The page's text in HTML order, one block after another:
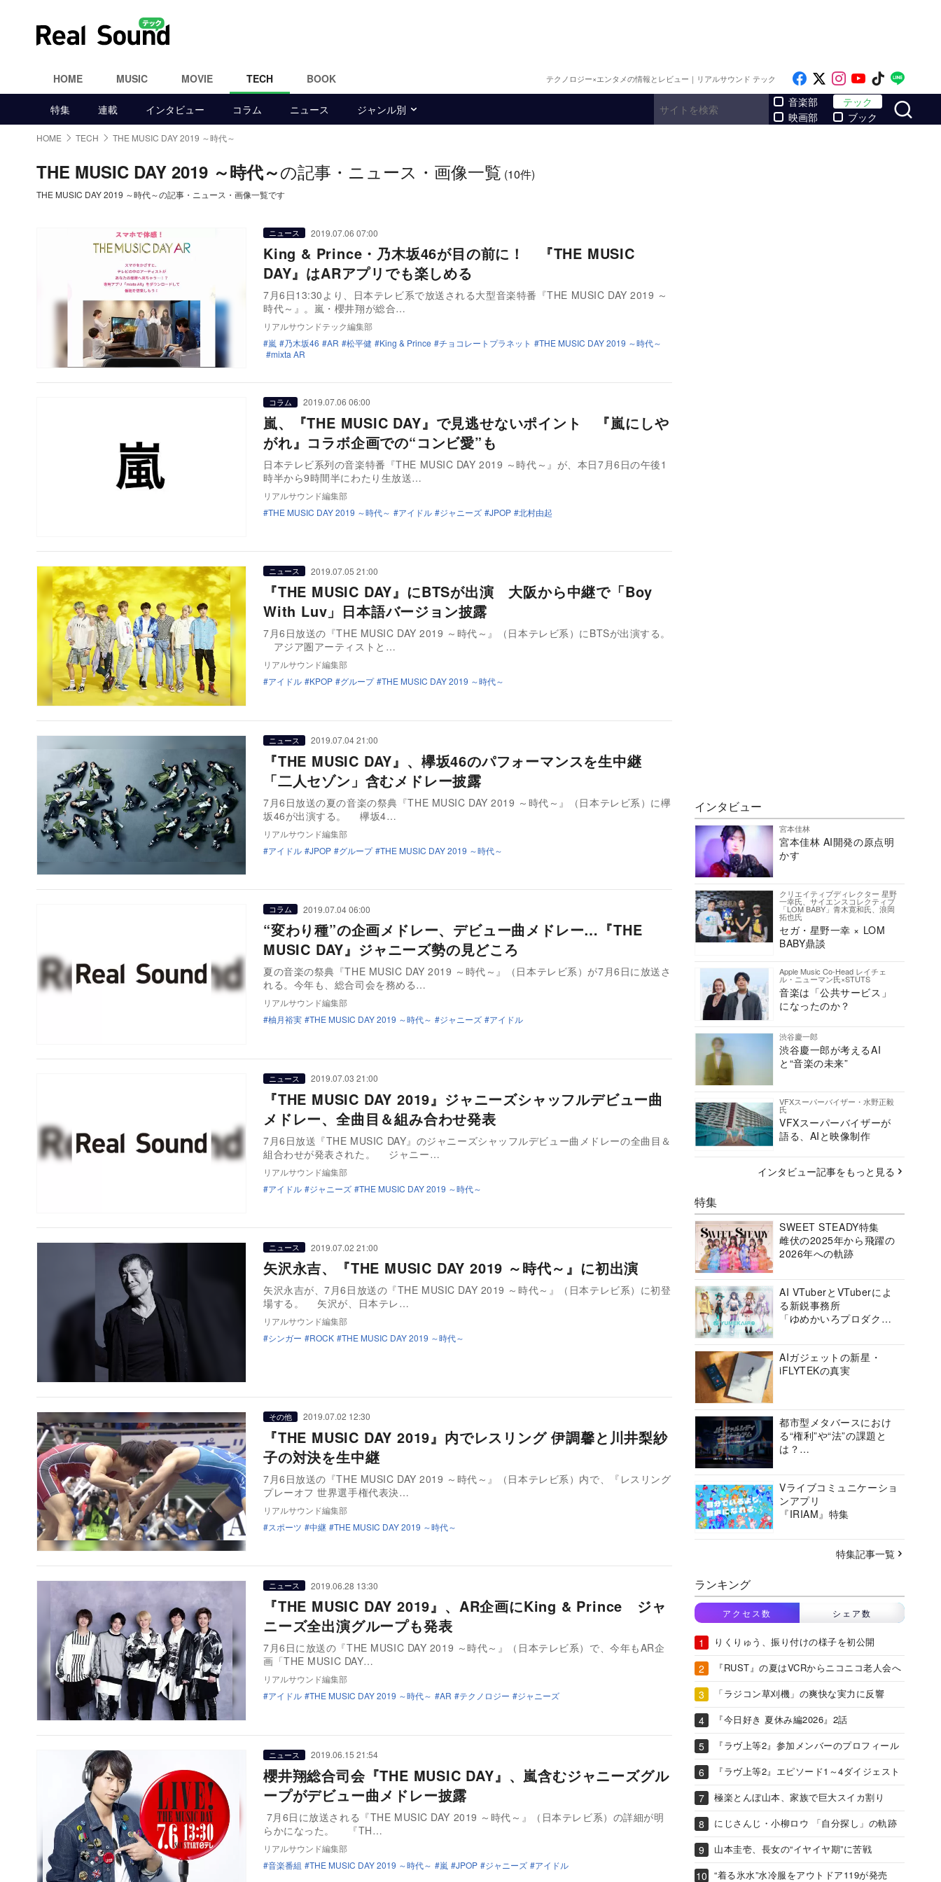
HOME MUSIC MOVIE TECH BOOK テクノロジー×エンタメの情報とレビュー｜リアルサウンド テック Like on Facebook
Follow on x
Follow on
Follow on
Follow
特集 連載 インタビュー コラム ニュース ジャンル別
音楽部
映画部
テック
ブック
HOME TECH THE MUSIC DAY 2019 ～時代～
THE MUSIC DAY 2019 ～時代～の記事・ニュース・画像一覧 (10件)
THE MUSIC DAY 2019 ～時代～の記事・ニュース・画像一覧です
ニュース 2019.07.06 07:00
King & Prince・乃木坂46が目の前に！ 『THE MUSIC
DAY』はARアプリでも楽しめる
7月6日13:30より、日本テレビ系で放送される大型音楽特番『THE MUSIC DAY 2019 ～
時代～』。嵐・櫻井翔が総合…
リアルサウンドテック編集部
嵐
乃木坂46 AR 松平健 King & Prince チョコレートプラネット
THE MUSIC DAY 2019 ～時代～
mixta AR
コラム 2019.07.06 06:00
嵐、『THE MUSIC DAY』で見逃せないポイント 『嵐にしや
がれ』コラボ企画での“コンビ愛”も
日本テレビ系列の音楽特番『THE MUSIC DAY 2019 ～時代～』が、本日7月6日の午後1
時半から9時間半にわたり生放送…
リアルサウンド編集部
THE MUSIC DAY 2019 ～時代～
アイドル ジャニーズ JPOP 北村由起
ニュース 2019.07.05 21:00
『THE MUSIC DAY』にBTSが出演 大阪から中継で「Boy
With Luv」日本語バージョン披露
7月6日放送の『THE MUSIC DAY 2019 ～時代～』（日本テレビ系）にBTSが出演する。
アジア圏アーティストと…
リアルサウンド編集部
アイドル
KPOP グループ THE MUSIC DAY 2019 ～時代～
ニュース 2019.07.04 21:00
『THE MUSIC DAY』、欅坂46のパフォーマンスを生中継
「二人セゾン」含むメドレー披露
7月6日放送の夏の音楽の祭典『THE MUSIC DAY 2019 ～時代～』（日本テレビ系）に欅
坂46が出演する。 欅坂4…
リアルサウンド編集部
アイドル
JPOP グループ THE MUSIC DAY 2019 ～時代～
コラム 2019.07.04 06:00
“変わり種”の企画メドレー、デビュー曲メドレー…『THE
MUSIC DAY』ジャニーズ勢の見どころ
夏の音楽の祭典『THE MUSIC DAY 2019 ～時代～』（日本テレビ系）が7月6日に放送さ
れる。今年も、総合司会を務める…
リアルサウンド編集部
柚月裕実
THE MUSIC DAY 2019 ～時代～ ジャニーズ アイドル
ニュース 2019.07.03 21:00
『THE MUSIC DAY 2019』ジャニーズシャッフルデビュー曲
メドレー、全曲目＆組み合わせ発表
7月6日放送『THE MUSIC DAY』のジャニーズシャッフルデビュー曲メドレーの全曲目＆
組合わせが発表された。 ジャニー…
リアルサウンド編集部
アイドル
ジャニーズ THE MUSIC DAY 2019 ～時代～
ニュース 2019.07.02 21:00
矢沢永吉、『THE MUSIC DAY 2019 ～時代～』に初出演
矢沢永吉が、7月6日放送の『THE MUSIC DAY 2019 ～時代～』（日本テレビ系）に初登
場する。 矢沢が、日本テレ…
リアルサウンド編集部
シンガー
ROCK THE MUSIC DAY 2019 ～時代～
その他 2019.07.02 12:30
『THE MUSIC DAY 2019』内でレスリング 伊調馨と川井梨紗
子の対決を生中継
7月6日放送の『THE MUSIC DAY 2019 ～時代～』（日本テレビ系）内で、『レスリング
プレーオフ 世界選手権代表決…
リアルサウンド編集部
スポーツ
中継 THE MUSIC DAY 2019 ～時代～
ニュース 2019.06.28 13:30
『THE MUSIC DAY 2019』、AR企画にKing & Prince ジャ
ニーズ全出演グループも発表
7月6日に放送の『THE MUSIC DAY 2019 ～時代～』（日本テレビ系）で、今年もAR企
画「THE MUSIC DAY…
リアルサウンド編集部
アイドル
THE MUSIC DAY 2019 ～時代～ AR テクノロジー ジャニーズ
ニュース 2019.06.15 21:54
櫻井翔総合司会『THE MUSIC DAY』、嵐含むジャニーズグル
ープがデビュー曲メドレー披露
7月6日に放送される『THE MUSIC DAY 2019 ～時代～』（日本テレビ系）の詳細が明
らかになった。 『TH…
リアルサウンド編集部
音楽番組
THE MUSIC DAY 2019 ～時代～ 嵐 JPOP ジャニーズ アイドル
インタビュー
宮本佳林
宮本佳林 AI開発の原点明
かす
クリエイティブディレクター 星野
一幸氏、サイエンスコレクティブ
「LOM BABY」青木寛和氏、浪岡
拓也氏
セガ・星野一幸 × LOM
BABY鼎談
Apple Music Co-Head レイチェ
ル・ニューマン氏×STUTS
音楽は「公共サービス」
になったのか？
渋谷慶一郎
渋谷慶一郎が考えるAI
と“音楽の未来”
VFXスーパーバイザー・水野正毅
氏
VFXスーパーバイザーが
語る、AIと映像制作
インタビュー記事をもっと見る
特集
SWEET STEADY特集
雌伏の2025年から飛躍の
2026年への軌跡
AI VTuberとVTuberによ
る新鋭事務所
「ゆめかいろプロダクシ
AIガジェットの新星・
iFLYTEKの真実
都市型メタバースにおけ
る“権利”や“法”の課題と
は？
ーシアムの挑戦に迫る
Vライブコミュニケーショ
ンアプリ
『IRIAM』特集
特集記事一覧
ランキング
アクセス数 シェア数
りくりゅう、振り付けの様子を初公開
『RUST』の夏はVCRからニコニコ老人会へ
「ラジコン草刈機」の爽快な実力に反響
『今日好き 夏休み編2026』2話
『ラヴ上等2』参加メンバーのプロフィール
『ラヴ上等2』エピソード1～4ダイジェスト
極楽とんぼ山本、家族で巨大スイカ割り
にじさんじ・小柳ロウ 「自分探し」の軌跡
山本圭壱、長女の“イヤイヤ期”に苦戦
“着る氷水”水冷服をアウトドア119が発売